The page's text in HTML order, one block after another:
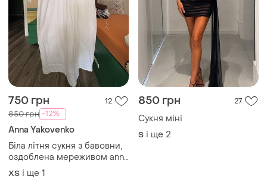
750 грн 12
850 грн -12%
Anna Yakovenko
Біла літня сукня з бавовни,
оздоблена мереживом anna
yakovenko
ХS і ще 1
850 грн
Сукня міні
і ще
TOP